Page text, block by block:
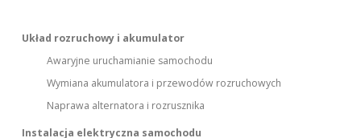
Układ rozruchowy i akumulator
Awaryjne uruchamianie samochodu
Wymiana akumulatora i przewodów rozruchowych
Naprawa alternatora i rozrusznika
Instalacja elektryczna samochodu